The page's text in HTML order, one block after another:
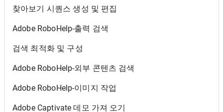
찾아보기 시퀀스 생성 및 편집
Adobe RoboHelp-출력 검색
검색 최적화 및 구성
Adobe RoboHelp-외부 콘텐츠 검색
Adobe RoboHelp-이미지 작업
Adobe Captivate 데모 가져 오기